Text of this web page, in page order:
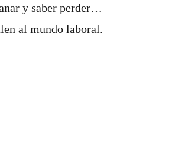
y saber perder…
al mundo laboral.